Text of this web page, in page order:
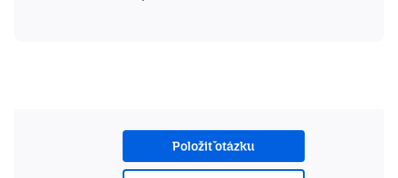
Položiť otázku